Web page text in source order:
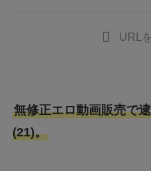
URL
無修正エロ動画販売で
(21)。